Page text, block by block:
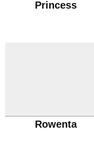
Princess
Rowenta